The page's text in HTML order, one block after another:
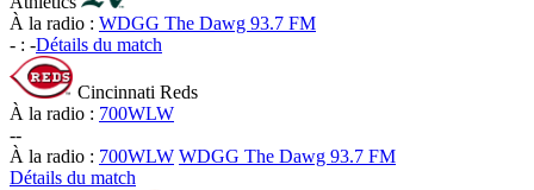
À la radio : WDGG The Dawg 93.7 FM
- : -Détails du match
Cincinnati Reds
À la radio : 700WLW
--
À la radio : 700WLW WDGG The Dawg 93.7 FM
Détails du match